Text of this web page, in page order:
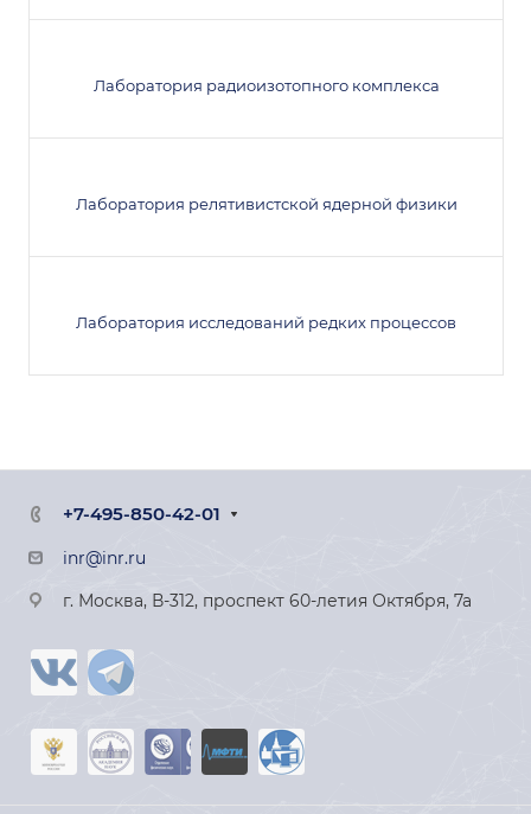
Лаборатория радиоизотопного комплекса
Лаборатория релятивистской ядерной физики
Лаборатория исследований редких процессов
+7-495-850-42-01
inr@inr.ru
г. Москва, В-312, проспект 60-летия Октября, 7а